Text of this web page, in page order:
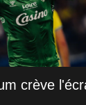
crève